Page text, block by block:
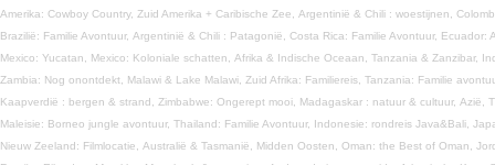
Amerika: Cowboy Country, Zuid Amerika + Caribische Zee, Argentinië & Chili : woestijnen,
Brazilië: Familie Avontuur, Argentinië & Chili : Patagonië, Costa Rica: Familie Avontuur, Ecuador:
Mexico: Yucatan, Mexico: Koloniale schatten, Afrika & Indische Oceaan, Tanzania & Zanzibar,
Zambia: Nog onontdekt, Malawi & Lake Malawi, Zuid Afrika: Familiereis, Tanzania: Familie
Kaapverdië : bergen & strand, Zimbabwe: Ongerept mooi, Madagaskar : natuur & cultuur, Azië,
Maleisie: Borneo jungle avontuur, Thailand: Familie Avontuur, Indonesie: rondreis Java&Bali,
Nieuw Zeeland: Filmlocatie, Australië & Tasmanië, Midden Oosten, Oman: the Best of Oman,